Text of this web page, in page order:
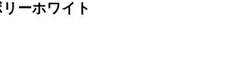
ーホワイト